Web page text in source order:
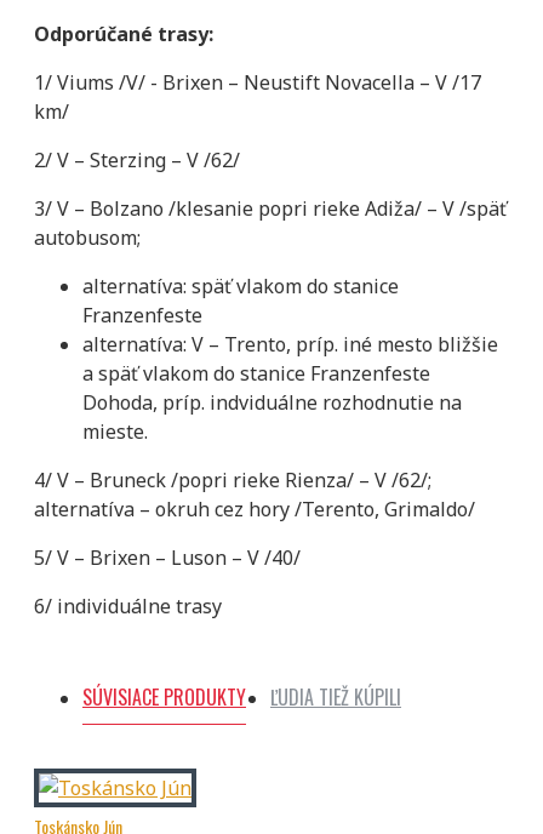
Odporúčané trasy:
1/ Viums /V/ - Brixen – Neustift Novacella – V /17
km/
2/ V – Sterzing – V /62/
3/ V – Bolzano /klesanie popri rieke Adiža/ – V /späť
autobusom;
alternatíva: späť vlakom do stanice
Franzenfeste
alternatíva: V – Trento, príp. iné mesto bližšie
a späť vlakom do stanice Franzenfeste
Dohoda, príp. indviduálne rozhodnutie na
mieste.
4/ V – Bruneck /popri rieke Rienza/ – V /62/;
alternatíva – okruh cez hory /Terento, Grimaldo/
5/ V – Brixen – Luson – V /40/
6/ individuálne trasy
SÚVISIACE PRODUKTY ĽUDIA TIEŽ KÚPILI
Toskánsko Jún